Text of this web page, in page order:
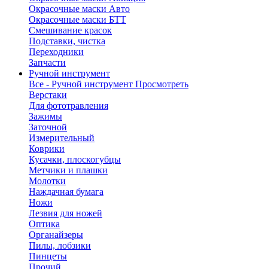
Окрасочные маски Авто
Окрасочные маски БТТ
Смешивание красок
Подставки, чистка
Переходники
Запчасти
Ручной инструмент
Все - Ручной инструмент Просмотреть
Верстаки
Для фототравления
Зажимы
Заточной
Измерительный
Коврики
Кусачки, плоскогубцы
Метчики и плашки
Молотки
Наждачная бумага
Ножи
Лезвия для ножей
Оптика
Органайзеры
Пилы, лобзики
Пинцеты
Прочий